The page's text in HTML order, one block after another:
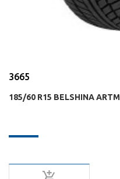
3665
185/60 R15 BELSHINA